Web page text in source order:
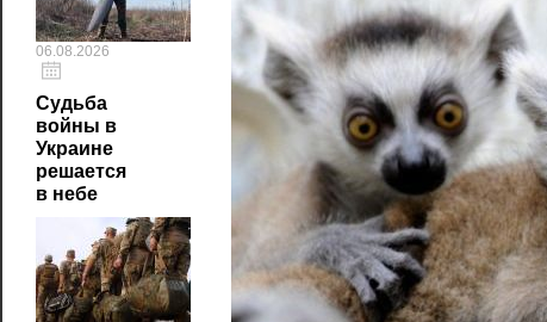
06.08.2026
Судьба
войны в
Украине
решается
в небе